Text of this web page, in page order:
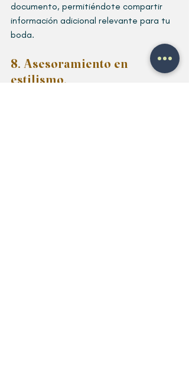
documento, permitiéndote compartir
información adicional relevante para tu
boda.
8. Asesoramiento en
estilismo.